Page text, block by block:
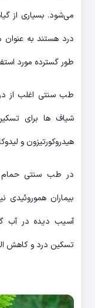
می‌شود. بسیاری از
درد هستند به عنوان
طور گسترده مورد
طب سنتی اغلب از
شیاف ها برای
هیدروکورتیزون و
در طب سنتی حمام
بیماران
آسیب دیده در آب
تسکین درد و کاهش